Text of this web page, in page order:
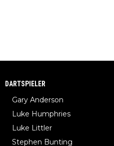
DARTSPIELER
Gary Anderson
Luke Humphries
Luke Littler
Stephen Bunting